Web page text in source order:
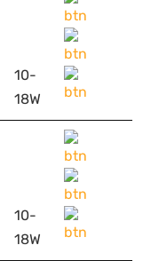
10-
18W
10-
18W